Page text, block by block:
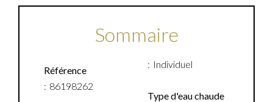
Sommaire
Référence
86198262
Individuel
Type d'eau chaude